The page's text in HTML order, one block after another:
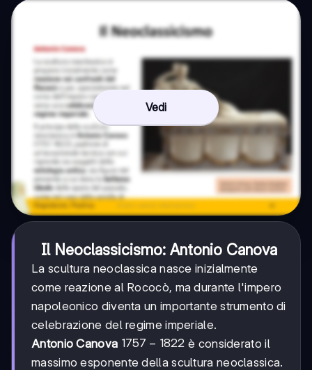
Vedi
Il Neoclassicismo: Antonio Canova
La scultura neoclassica nasce inizialmente
come reazione al Rococò, ma durante l'impero
napoleonico diventa un importante strumento di
celebrazione del regime imperiale.
Antonio Canova 1757-
1822
1757 − 1822 è considerato il
massimo esponente della scultura neoclassica.